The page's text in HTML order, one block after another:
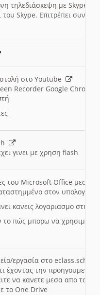
τηλεδιάσκεψη με Skype
του Skype. Επιτρέπει
στο Youtube
Recorder Google Chrome
γινει με χρηση flash
του Microsoft Office μεσω
στον
κανεις λογαριασμο στη
το πώς μπορω να
εργασία στο eclass.sch.gr
έχοντας την
να κανετε μεσα απο το
το One Drive